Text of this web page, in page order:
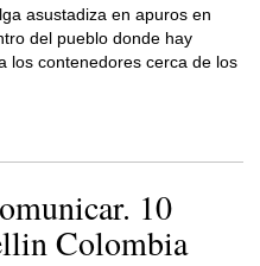
asustadiza en apuros en
del pueblo donde hay
los contenedores cerca de los
10
Colombia